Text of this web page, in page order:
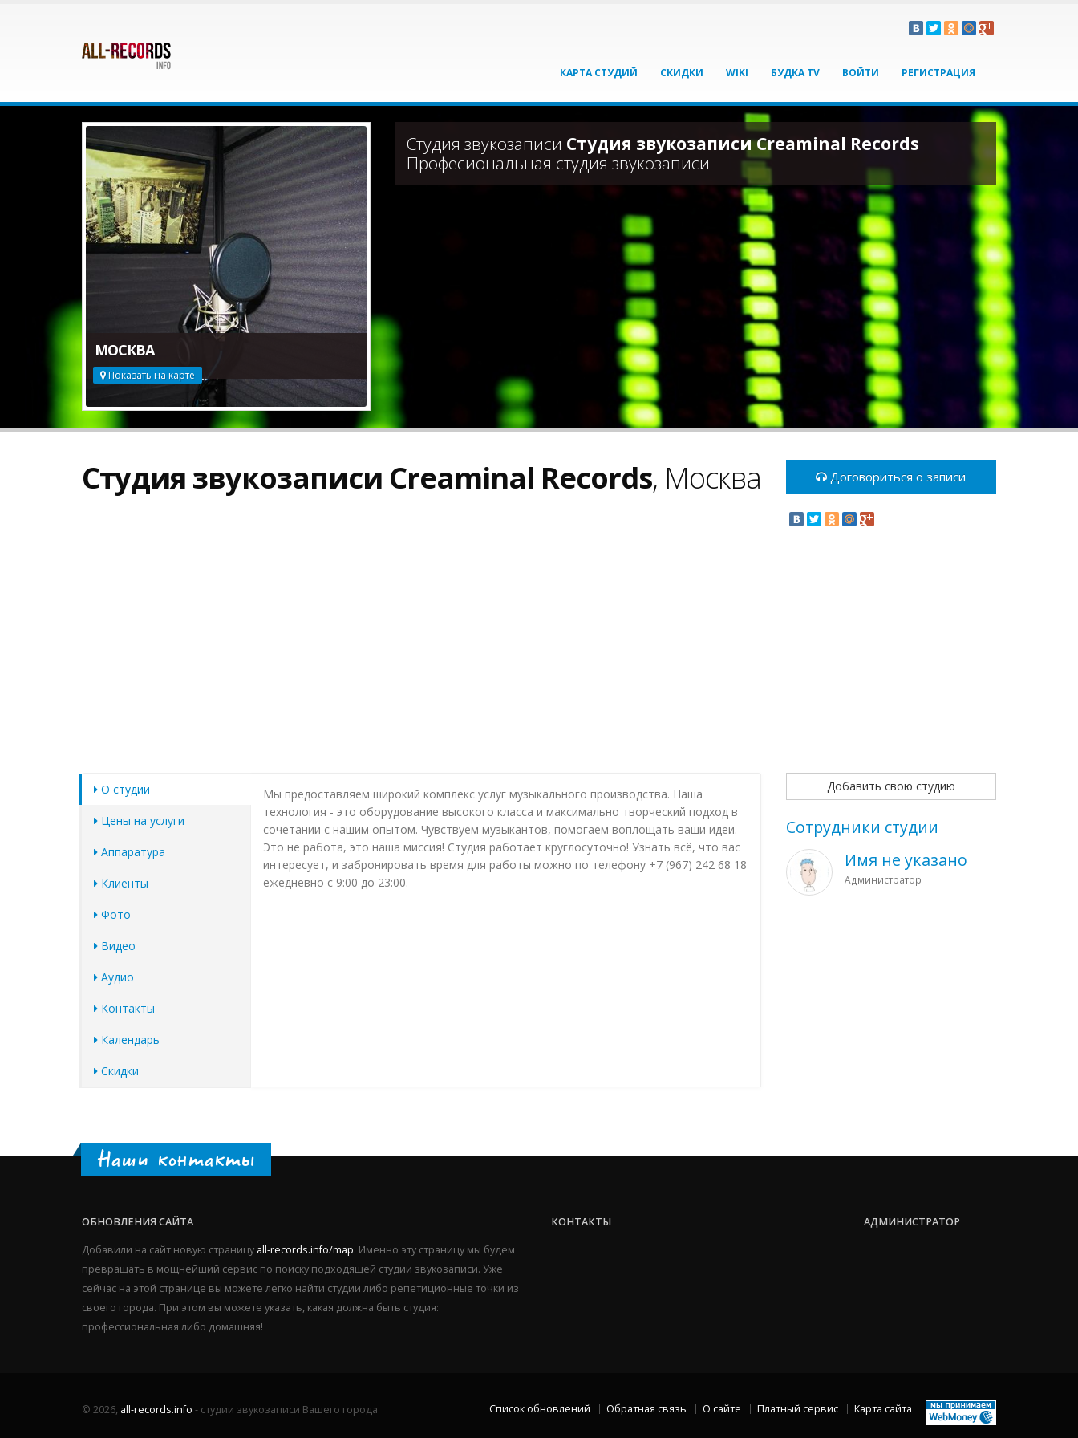
КАРТА СТУДИЙ СКИДКИ WIKI БУДКА TV ВОЙТИ РЕГИСТРАЦИЯ
МОСКВА
Показать на карте
Студия звукозаписи Студия звукозаписи Creaminal Records
Професиональная студия звукозаписи
Студия звукозаписи Creaminal Records, Москва Договориться о записи
О студии
Цены на услуги
Аппаратура
Клиенты
Фото
Видео
Аудио
Контакты
Календарь
Скидки
Мы предоставляем широкий комплекс услуг музыкального производства. Наша
технология - это оборудование высокого класса и максимально творческий подход в
сочетании с нашим опытом. Чувствуем музыкантов, помогаем воплощать ваши идеи.
Это не работа, это наша миссия! Студия работает круглосуточно! Узнать всё, что вас
интересует, и забронировать время для работы можно по телефону +7 (967) 242 68 18
ежедневно с 9:00 до 23:00.
Добавить свою студию
Сотрудники студии
Имя не указано
Администратор
Наши контакты
ОБНОВЛЕНИЯ САЙТА
Добавили на сайт новую страницу all-records.info/map. Именно эту страницу мы будем
превращать в мощнейший сервис по поиску подходящей студии звукозаписи. Уже
сейчас на этой странице вы можете легко найти студии либо репетиционные точки из
своего города. При этом вы можете указать, какая должна быть студия:
профессиональная либо домашняя!
КОНТАКТЫ АДМИНИСТРАТОР
© 2026, all-records.info - студии звукозаписи Вашего города Список обновлений Обратная связь О сайте Платный сервис Карта сайта